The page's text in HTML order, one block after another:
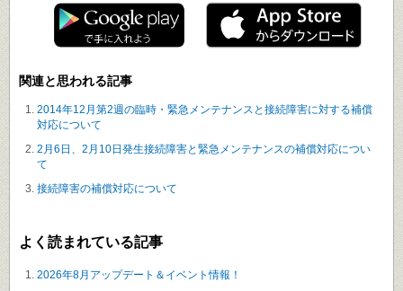
関連と思われる記事
2014年12月第2週の臨時・緊急メンテナンスと接続障害に対する補償
対応について
2月6日、2月10日発生接続障害と緊急メンテナンスの補償対応につい
て
接続障害の補償対応について
よく読まれている記事
2026年8月アップデート＆イベント情報！